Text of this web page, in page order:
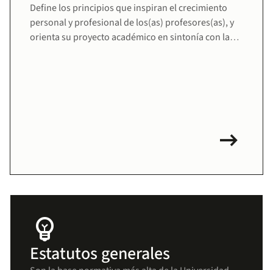
Define los principios que inspiran el crecimiento
personal y profesional de los(as) profesores(as), y
orienta su proyecto académico en sintonía con la
arrow_right_alt
emoji_objects
Estatutos generales